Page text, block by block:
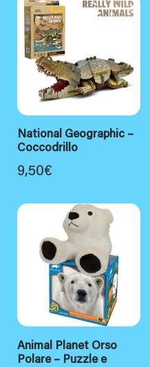
National Geographic –
Coccodrillo
9,50€
Animal Planet Orso
Polare – Puzzle e